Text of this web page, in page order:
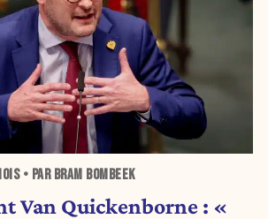
• PAR BRAM BOMBEEK
Van Quickenborne : «